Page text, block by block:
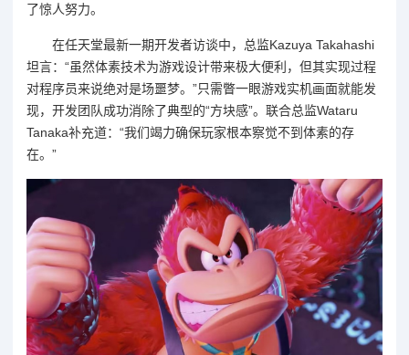
了惊人努力。
在任天堂最新一期开发者访谈中，总监Kazuya Takahashi
坦言：“虽然体素技术为游戏设计带来极大便利，但其实现过程
对程序员来说绝对是场噩梦。”只需瞥一眼游戏实机画面就能发
现，开发团队成功消除了典型的“方块感”。联合总监Wataru
Tanaka补充道：“我们竭力确保玩家根本察觉不到体素的存
在。”